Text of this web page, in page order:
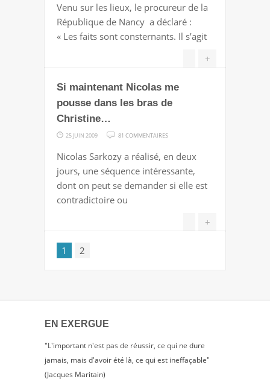
DE
TOUL
:
DE
L'INDIGNATION
Venu sur les lieux, le procureur de la
République de Nancy a déclaré :
« Les faits sont consternants. Il s’agit
+
Si maintenant Nicolas me
pousse dans les bras de
Christine…
25 JUIN 2009 81 COMMENTAIRES
MAINTENANT
NICOLAS
ME
Nicolas Sarkozy a réalisé, en deux
jours, une séquence intéressante,
dont on peut se demander si elle est
contradictoire ou
+
1 2
EN EXERGUE
"L'important n'est pas de réussir, ce qui ne dure
jamais, mais d'avoir été là, ce qui est ineffaçable"
(Jacques Maritain)